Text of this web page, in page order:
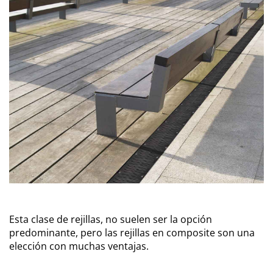
Esta clase de rejillas, no suelen ser la opción
predominante, pero las rejillas en composite son una
elección con muchas ventajas.